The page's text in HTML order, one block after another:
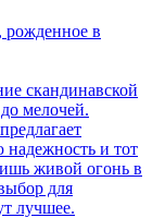
рожденное в
скандинавской
мелочей.
и тот
живой огонь в
для
лучшее.